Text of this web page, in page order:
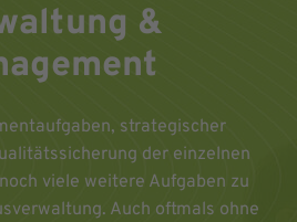
&
strategischer
der einzelnen
viele weitere Aufgaben zu
Auch oftmals ohne